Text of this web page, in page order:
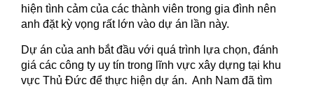
hiện tình cảm của các thành viên trong gia đình nên
anh đặt kỳ vọng rất lớn vào dự án lần này.
Dự án của anh bắt đầu với quá trình lựa chọn, đánh
giá các công ty uy tín trong lĩnh vực xây dựng tại khu
vực Thủ Đức để thực hiện dự án. Anh Nam đã tìm